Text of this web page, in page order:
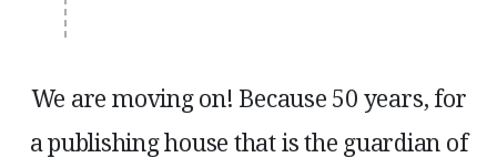
We are moving on! Because 50 years, for
a publishing house that is the guardian of